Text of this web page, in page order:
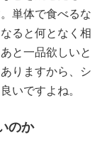
単体で食べるな
ると何となく相
と一品欲しいと
りますから、シ
いですよね。
のか